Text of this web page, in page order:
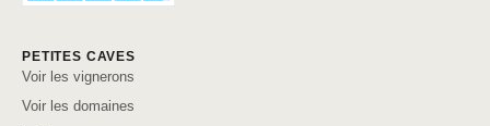
PETITES CAVES
Voir les vignerons
Voir les domaines